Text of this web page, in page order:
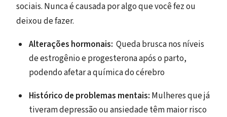
sociais. Nunca é causada por algo que você fez ou
deixou de fazer.
Alterações hormonais: Queda brusca nos níveis
de estrogênio e progesterona após o parto,
podendo afetar a química do cérebro
Histórico de problemas mentais: Mulheres que já
tiveram depressão ou ansiedade têm maior risco